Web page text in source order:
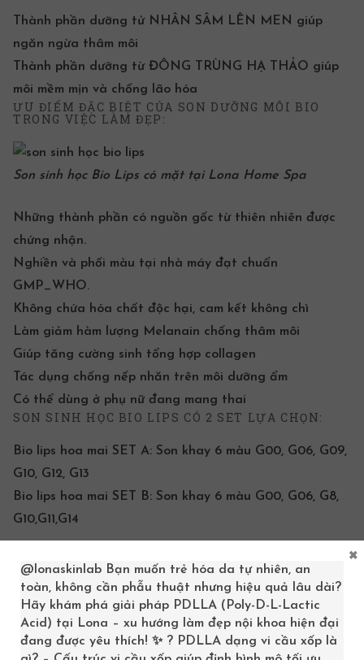
Thành phần dưỡng tử NHÂN SÂM LÊN MEN giúp
ngăn ngừa thâm môi
Thành phần dưỡng từ ĐÔNG TRÙNG HẠ THẢO giúp
môi mềm mịn và chống lão hóa
ƯU ĐIỂM ĐẶC BIỆT CỦA SON DƯỠNG MÔI BIO
TRONG VIỆC LÀM ĐẸP:
Son sinh học Bio Lips có mặt tại Lona Home Spa
Những thành phần có nguồn gốc từ thiên nhiên được
chứng nhận.
Nghiền và phối màu tại nhà máy đạt chuẩn
GMP_WHO.
Không chứa hóa chất độc hại, cam kết không chì
Làm giảm hàm lượng Melanain chống thâm môi
Giúp tăng cường sinh tổng hợp collagen
Tác dụng chống nếp nhăn trên môi dưỡng ẩm
Có thể dùng ở phụ nữ đang mang thai
SON SINH HỌC BIO LIPS CÓ 2 SET LỰA CHỌN:
Bio lips hoa mai SET A: Son khay 6 màu G00, G06, G09,
G10, G12, G13
Bio lips hoa mai SET B: Son khay 6 màu G00, G06, G8,
G10,G11,G14
Các chị em có thể lựa chọn tone màu son tùy ý thích.
Lưu ý:
Khi bảo quản sản phẩm có thành phần từ thiên nhiên:
@lonaskinlab Bạn muốn trẻ hóa da tự nhiên, an
toàn, không cần phẫu thuật nhưng hiệu quả lâu dài?
Hãy khám phá giải pháp PDLLA (Poly-D-L-Lactic
Acid) tại Lona – xu hướng làm đẹp nội khoa hiện đại
đang được yêu thích! ✨ ? PDLLA dạng vi cầu xốp là
×